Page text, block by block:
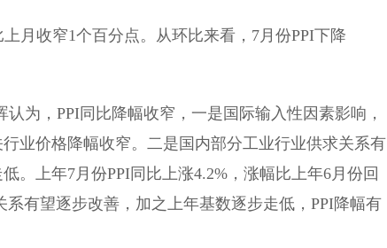
收窄1个百分点。从环比来看，7月份PPI下降
为，PPI同比降幅收窄，一是国际输入性因素影响，
业价格降幅收窄。二是国内部分工业行业供求关系有
。上年7月份PPI同比上涨4.2%，涨幅比上年6月份回
有望逐步改善，加之上年基数逐步走低，PPI降幅有